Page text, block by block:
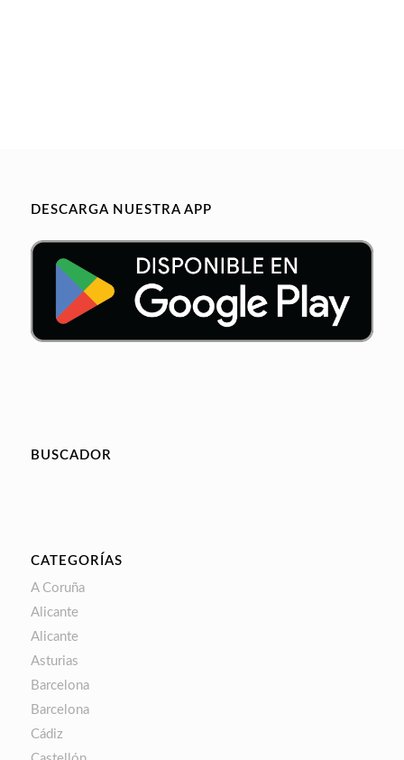
DESCARGA NUESTRA APP
BUSCADOR
CATEGORÍAS
A Coruña
Alicante
Alicante
Asturias
Barcelona
Barcelona
Cádiz